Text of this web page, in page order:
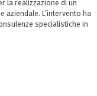
la realizzazione di un
L’intervento ha
specialistiche in